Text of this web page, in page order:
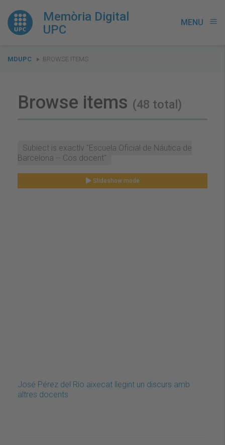
Memòria Digital
UPC
MENU menu
You
MDUPC BROWSE ITEMS
Browse items (48 total)
Subject is exactly "Escuela Oficial de Náutica de
Barcelona -- Cos docent"
Slideshow mode
José Pérez del Río aixecat llegint un discurs amb
altres docents